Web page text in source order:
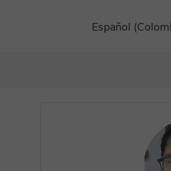
Español